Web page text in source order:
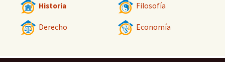
Historia Filosofía
Derecho Economía